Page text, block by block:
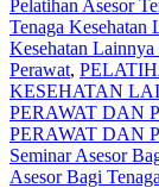
Pelatihan Asesor
Tenaga Kesehatan
Kesehatan
Perawat,
KESEHATAN
PERAWAT DAN
PERAWAT DAN
Seminar Asesor
Asesor Bagi